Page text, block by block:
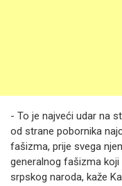
- To je najveći udar na
od strane pobornika
fašizma, prije svega
generalnog fašizma
srpskog naroda, kaže